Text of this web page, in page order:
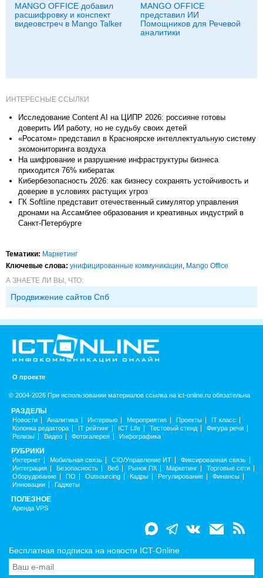
MANGO OFFICE добавил
расшифровку и конспект
видеовстреч в Mango Talker
MANGO OFFICE
представил ИИ
Помощников для Речевой
аналитики
ИНТЕРЕСНЫЕ ССЫЛКИ
Исследование Content AI на ЦИПР 2026: россияне готовы
доверить ИИ работу, но не судьбу своих детей
«Росатом» представил в Красноярске интеллектуальную систему
экомониторинга воздуха
На шифрование и разрушение инфраструктуры бизнеса
приходится 76% кибератак
Кибербезопасность 2026: как бизнесу сохранять устойчивость и
доверие в условиях растущих угроз
ГК Softline представит отечественный симулятор управления
дронами на Ассамблее образования и креативных индустрий в
Санкт-Петербурге
Тематики: Маркетинг
Ключевые слова: унифицированные коммуникации, Mango Office
А ЗНАЕТЕ ЛИ ВЫ, ЧТО:
Продвижение сайтов Спб
О проекте
© 2004-2026 При использовании материалов ссылка на ict-online.ru обязательна
РАЗДЕЛЫ
Новости Аналитика Интервью Мероприятия Проекты
IT класс
Колонка редактора
IT рейтинг ICT Life Тестовый стенд
Фигура речи
Релизы
Видео Фотогалерея Инфографика
РУБРИКИ
Интернет Мобильная связь CIO/Управление ИТ
Фиксированная связь
Интеграция
Безопасность Веб Рынок ПК Маркетинг
Торговые сети
Оборудование
ПО Outsourcing Кадры Регулирование
Финансы
Инновации
Гаджеты
ПОЛЕЗНОЕ
Аренда VPS
Бесплатная подписка на новости ICT-Online